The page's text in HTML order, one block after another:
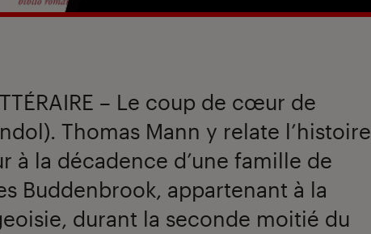
– Le coup de cœur de
Thomas Mann y relate l’histoire
à la décadence d’une famille de
Buddenbrook, appartenant à la
durant la seconde moitié du